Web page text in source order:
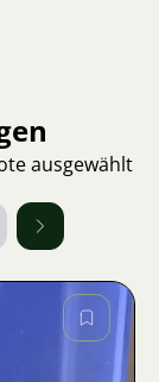
ausgewählt